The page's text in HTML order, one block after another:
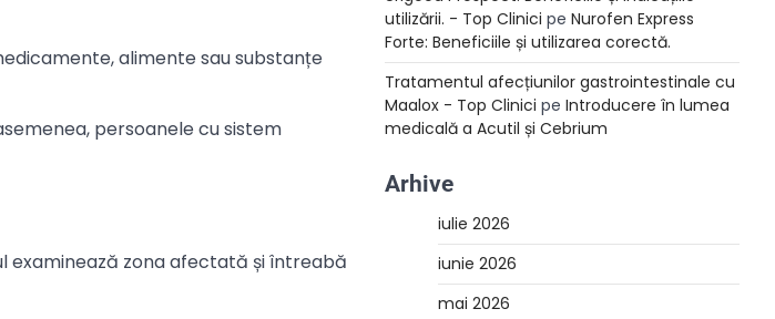
alimente sau substanțe
persoanele cu sistem
examinează zona afectată și întreabă
utilizării. - Top Clinici pe Nurofen Express
Forte: Beneficiile și utilizarea corectă.
Tratamentul afecțiunilor gastrointestinale cu
Maalox - Top Clinici pe Introducere în lumea
medicală a Acutil și Cebrium
Arhive
iulie 2026
iunie 2026
mai 2026